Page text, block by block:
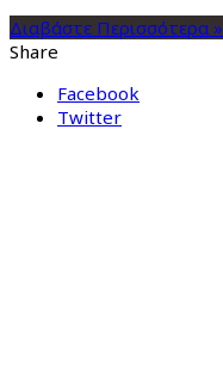
Διαβάστε Περισσότερα »
Share
Facebook
Twitter